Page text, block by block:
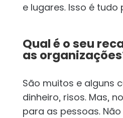
e lugares. Isso é tudo
Qual é o seu
as
São muitos e alguns
dinheiro, risos. Mas,
para as pessoas.